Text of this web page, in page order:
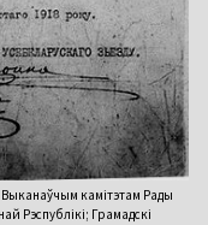
Выканаўчым камітэтам Рады
Рэспублікі; Грамадскі